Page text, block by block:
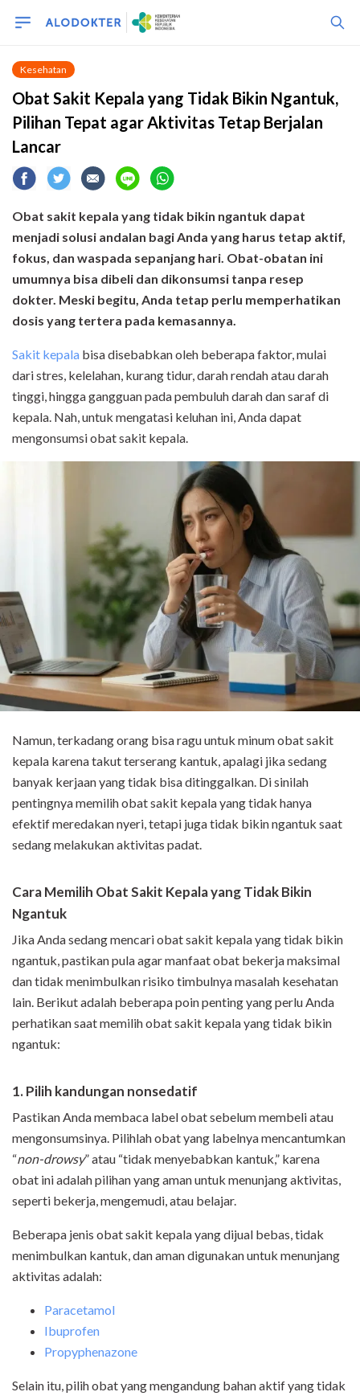
Kesehatan
Obat Sakit Kepala yang Tidak Bikin Ngantuk,
Pilihan Tepat agar Aktivitas Tetap Berjalan
Lancar
Obat sakit kepala yang tidak bikin ngantuk dapat
menjadi solusi andalan bagi Anda yang harus tetap aktif,
fokus, dan waspada sepanjang hari. Obat-obatan ini
umumnya bisa dibeli dan dikonsumsi tanpa resep
dokter. Meski begitu, Anda tetap perlu memperhatikan
dosis yang tertera pada kemasannya.
Sakit kepala bisa disebabkan oleh beberapa faktor, mulai
dari stres, kelelahan, kurang tidur, darah rendah atau darah
tinggi, hingga gangguan pada pembuluh darah dan saraf di
kepala. Nah, untuk mengatasi keluhan ini, Anda dapat
mengonsumsi obat sakit kepala.
Namun, terkadang orang bisa ragu untuk minum obat sakit
kepala karena takut terserang kantuk, apalagi jika sedang
banyak kerjaan yang tidak bisa ditinggalkan. Di sinilah
pentingnya memilih obat sakit kepala yang tidak hanya
efektif meredakan nyeri, tetapi juga tidak bikin ngantuk saat
sedang melakukan aktivitas padat.
Cara Memilih Obat Sakit Kepala yang Tidak Bikin
Ngantuk
Jika Anda sedang mencari obat sakit kepala yang tidak bikin
ngantuk, pastikan pula agar manfaat obat bekerja maksimal
dan tidak menimbulkan risiko timbulnya masalah kesehatan
lain. Berikut adalah beberapa poin penting yang perlu Anda
perhatikan saat memilih obat sakit kepala yang tidak bikin
ngantuk:
1. Pilih kandungan nonsedatif
Pastikan Anda membaca label obat sebelum membeli atau
mengonsumsinya. Pilihlah obat yang labelnya mencantumkan
“non-drowsy” atau “tidak menyebabkan kantuk,” karena
obat ini adalah pilihan yang aman untuk menunjang aktivitas,
seperti bekerja, mengemudi, atau belajar.
Beberapa jenis obat sakit kepala yang dijual bebas, tidak
menimbulkan kantuk, dan aman digunakan untuk menunjang
aktivitas adalah:
Paracetamol
Ibuprofen
Propyphenazone
Selain itu, pilih obat yang mengandung bahan aktif yang tidak